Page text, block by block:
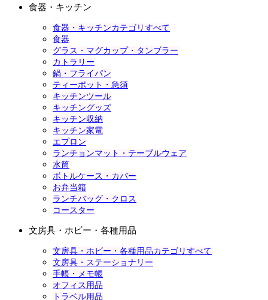
食器・キッチン
食器・キッチンカテゴリすべて
食器
グラス・マグカップ・タンブラー
カトラリー
鍋・フライパン
ティーポット・急須
キッチンツール
キッチングッズ
キッチン収納
キッチン家電
エプロン
ランチョンマット・テーブルウェア
水筒
ボトルケース・カバー
お弁当箱
ランチバッグ・クロス
コースター
文房具・ホビー・各種用品
文房具・ホビー・各種用品カテゴリすべて
文房具・ステーショナリー
手帳・メモ帳
オフィス用品
トラベル用品